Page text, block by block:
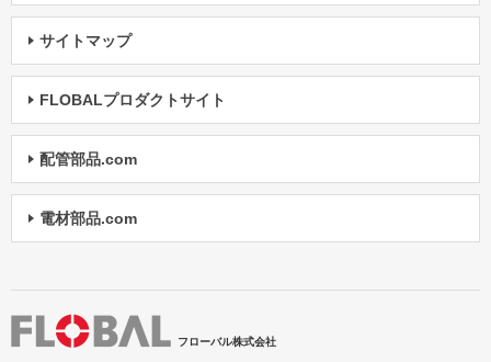
サイトマップ
FLOBALプロダクトサイト
配管部品.com
電材部品.com
フローバル株式会社